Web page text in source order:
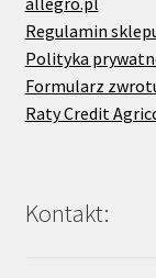
Regulamin
Polityka
Formularz
Raty Credit
Kontakt: